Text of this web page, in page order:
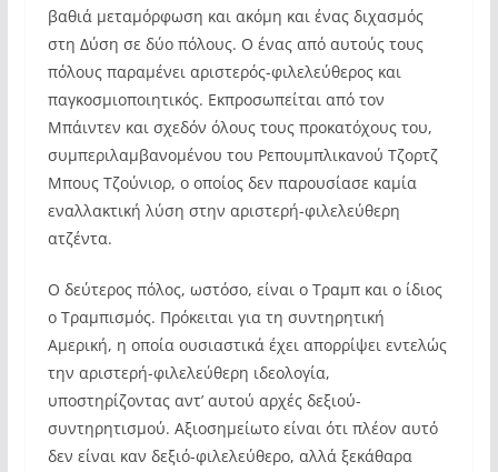
βαθιά μεταμόρφωση και ακόμη και ένας διχασμός
στη Δύση σε δύο πόλους. Ο ένας από αυτούς τους
πόλους παραμένει αριστερός-φιλελεύθερος και
παγκοσμιοποιητικός. Εκπροσωπείται από τον
Μπάιντεν και σχεδόν όλους τους προκατόχους του,
συμπεριλαμβανομένου του Ρεπουμπλικανού Τζορτζ
Μπους Τζούνιορ, ο οποίος δεν παρουσίασε καμία
εναλλακτική λύση στην αριστερή-φιλελεύθερη
ατζέντα.
Ο δεύτερος πόλος, ωστόσο, είναι ο Τραμπ και ο ίδιος
ο Τραμπισμός. Πρόκειται για τη συντηρητική
Αμερική, η οποία ουσιαστικά έχει απορρίψει εντελώς
την αριστερή-φιλελεύθερη ιδεολογία,
υποστηρίζοντας αντ’ αυτού αρχές δεξιού-
συντηρητισμού. Αξιοσημείωτο είναι ότι πλέον αυτό
δεν είναι καν δεξιό-φιλελεύθερο, αλλά ξεκάθαρα